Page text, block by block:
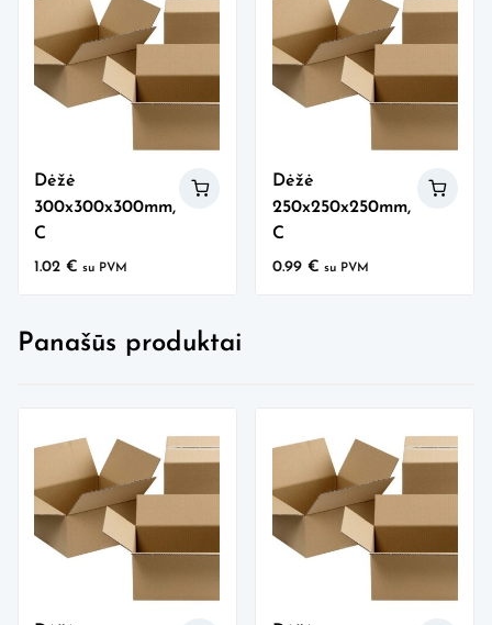
Dėžė
300x300x300mm,
C
1.02€ su PVM
Dėžė
250x250x250mm,
C
0.99 € su PVM
Panašūs produktai